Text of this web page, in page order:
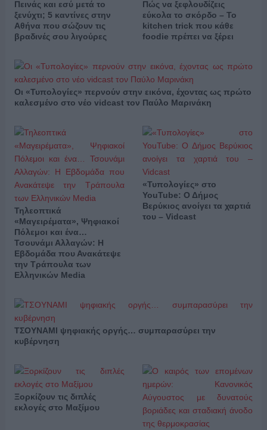
Πεινάς και εσύ μετά το
ξενύχτι; 5 καντίνες στην
Αθήνα που σώζουν τις
βραδινές σου λιγούρες
Πώς να ξεφλουδίζεις
εύκολα το σκόρδο – Το
kitchen trick που κάθε
foodie πρέπει να ξέρει
Οι «Τυπολογίες» περνούν στην εικόνα, έχοντας ως πρώτο
καλεσμένο στο νέο vidcast τον Παύλο Μαρινάκη
Τηλεοπτικά
«Μαγειρέματα», Ψηφιακοί
Πόλεμοι και ένα…
Τσουνάμι Αλλαγών: Η
Εβδομάδα που Ανακάτεψε
την Τράπουλα των
Ελληνικών Media
«Τυπολογίες» στο
YouTube: Ο Δήμος
Βερύκιος ανοίγει τα χαρτιά
του – Vidcast
ΤΣΟΥΝΑΜΙ ψηφιακής οργής… συμπαρασύρει την
κυβέρνηση
Ξορκίζουν τις διπλές
εκλογές στο Μαξίμου